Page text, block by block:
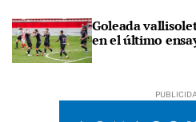
Goleada
en el último